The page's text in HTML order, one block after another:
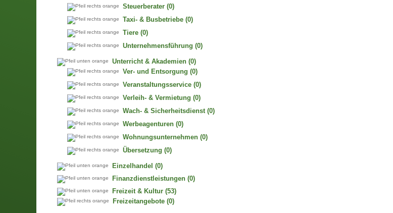
Steuerberater (0)
Taxi- & Busbetriebe (0)
Tiere (0)
Unternehmensführung (0)
Unterricht & Akademien (0)
Ver- und Entsorgung (0)
Veranstaltungsservice (0)
Verleih- & Vermietung (0)
Wach- & Sicherheitsdienst (0)
Werbeagenturen (0)
Wohnungsunternehmen (0)
Übersetzung (0)
Einzelhandel (0)
Finanzdienstleistungen (0)
Freizeit & Kultur (53)
Freizeitangebote (0)